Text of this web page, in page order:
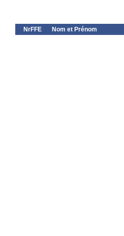
NrFFE Nom et Prénom